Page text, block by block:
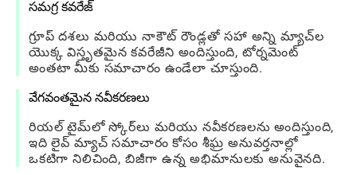
సమగ్ర కవరేజ్
గ్రూప్ దశలు మరియు నాకౌట్ రౌండ్లతో సహా అన్ని మ్యాచ్‌ల
యొక్క విస్తృతమైన కవరేజీని అందిస్తుంది, టోర్నమెంట్
అంతటా మీకు సమాచారం ఉండేలా చూస్తుంది.
వేగవంతమైన నవీకరణలు
రియల్ టైమ్‌లో స్కోర్‌లు మరియు నవీకరణలను అందిస్తుంది,
ఇది లైవ్ మ్యాచ్ సమాచారం కోసం శీఘ్ర అనువర్తనాల్లో
ఒకటిగా నిలిచింది, బిజీగా ఉన్న అభిమానులకు అనువైనది.